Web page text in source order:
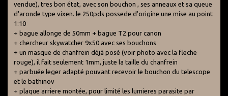
vendue), tres bon état, avec son bouchon , ses anneaux et sa queue
d'aronde type vixen. le 250pds possede d'origine une mise au point
1:10
+ bague allonge de 50mm + bague T2 pour canon
+ chercheur skywatcher 9x50 avec ses bouchons
+ un masque de chanfrein déjà posé (voir photo avec la fleche
rouge), il fait seulement 1mm, juste la taille du chanfrein
+ parbuée leger adapté pouvant recevoir le bouchon du telescope
et le bathinov
+ plaque arriere montée, pour limité les lumieres parasite par